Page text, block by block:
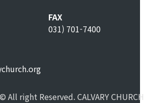
FAX
031) 701-7400
right Reserved. CALVARY CHURCH